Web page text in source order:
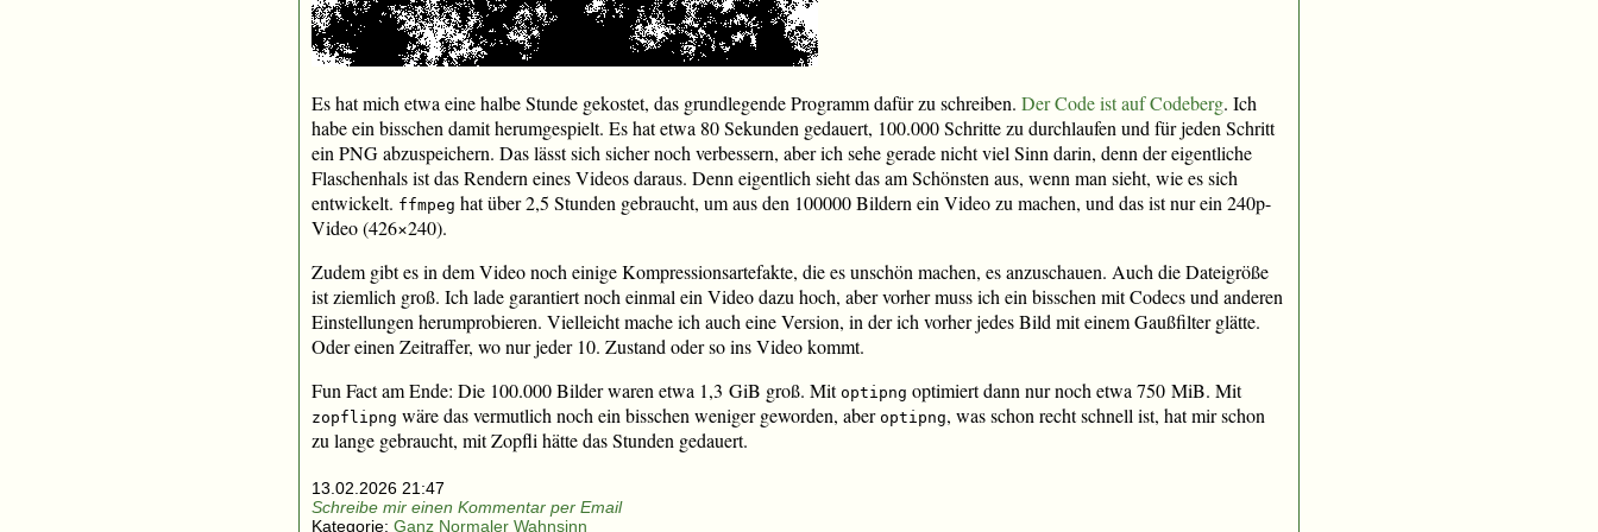
Es hat mich etwa eine halbe Stunde gekostet, das grundlegende Programm dafür zu schreiben. Der Code ist auf Codeberg. Ich
habe ein bisschen damit herumgespielt. Es hat etwa 80 Sekunden gedauert, 100.000 Schritte zu durchlaufen und für jeden Schritt
ein PNG abzuspeichern. Das lässt sich sicher noch verbessern, aber ich sehe gerade nicht viel Sinn darin, denn der eigentliche
Flaschenhals ist das Rendern eines Videos daraus. Denn eigentlich sieht das am Schönsten aus, wenn man sieht, wie es sich
entwickelt. ffmpeg hat über 2,5 Stunden gebraucht, um aus den 100000 Bildern ein Video zu machen, und das ist nur ein 240p-
Video (426×240).
Zudem gibt es in dem Video noch einige Kompressionsartefakte, die es unschön machen, es anzuschauen. Auch die Dateigröße
ist ziemlich groß. Ich lade garantiert noch einmal ein Video dazu hoch, aber vorher muss ich ein bisschen mit Codecs und anderen
Einstellungen herumprobieren. Vielleicht mache ich auch eine Version, in der ich vorher jedes Bild mit einem Gaußfilter glätte.
Oder einen Zeitraffer, wo nur jeder 10. Zustand oder so ins Video kommt.
Fun Fact am Ende: Die 100.000 Bilder waren etwa 1,3 GiB groß. Mit optipng optimiert dann nur noch etwa 750 MiB. Mit
zopflipng wäre das vermutlich noch ein bisschen weniger geworden, aber optipng, was schon recht schnell ist, hat mir schon
zu lange gebraucht, mit Zopfli hätte das Stunden gedauert.
13.02.2026 21:47
Schreibe mir einen Kommentar per Email
Kategorie: Ganz Normaler Wahnsinn